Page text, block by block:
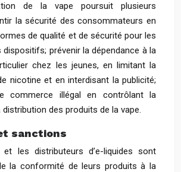
de la vape poursuit plusieurs
la sécurité des consommateurs en
de qualité et de sécurité pour les
dispositifs; prévenir la dépendance à la
chez les jeunes, en limitant la
nicotine et en interdisant la publicité;
commerce illégal en contrôlant la
des produits de la vape.
sanctions
les distributeurs d’e-liquides sont
la conformité de leurs produits à la